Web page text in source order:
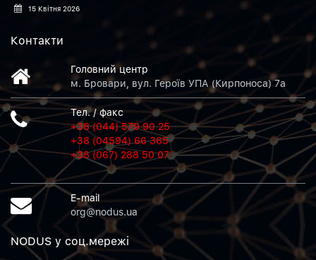
15 Квітня 2026
Контакти
Головний центр
м. Бровари, вул. Героїв УПА (Кирпоноса) 7а
Тел. / факс
+38 (044) 579 90 25
+38 (04594) 66 365
+38 (067) 288 50 07
E-mail
org@nodus.ua
NODUS у соц.мережi